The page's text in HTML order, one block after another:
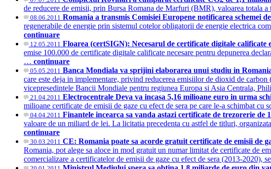
de reducere de emisii, prin Bursa Romana de Marfuri (BMR), valoarea totala
08.06.2011 Romania a transmis Comisiei Europene notificarea schemei
regenerabile de energie prin sistemul cotelor obligatorii de energie electrica
continuare
12.05.2011 Floarea (certSIGN): Necesarul de certificate digitale calificate
emise 100.000 de certificate digitale calificate necesare pentru depunerea
… continuare
05.05.2011 Banca Mondiala va sprijini elaborarea unui studiu in
care este deja in implementare, privind reducerea emisiilor de dioxid de
vicepresedintele Bancii Mondiale pentru regiunea Europa si Asia Centrala,
21.04.2011 Electrocentrale Deva va incasa 5,16 milioane euro in urma
milioane certificate de emisii de gaze cu efect de sera pe care le-a schimbat
04.04.2011 Finantele incearca sa vanda astazi certificate de trezorerie de
valoare de un miliard de lei. La licitatia precedenta cu astfel de titluri,
continuare
30.03.2011 CE: Romania poate sa acorde gratuit certificate de emisii de
Romania, pot alege sa aloce in mod gratuit un numar limitat de certificate de
comercializare a certificatelor de emisii de gaze cu efect de sera (2013-